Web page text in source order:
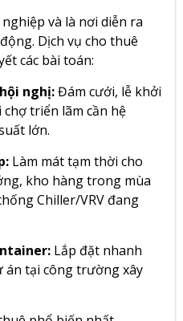
và là nơi diễn ra
Dịch vụ cho thuê
các bài toán:
nghị:Đám cưới, lễ khởi
triển lãm cần hệ
lớn.
Làm mát tạm thời cho
kho hàng trong mùa
Chiller/VRV đang
Lắp đặt nhanh
án tại công trường xây